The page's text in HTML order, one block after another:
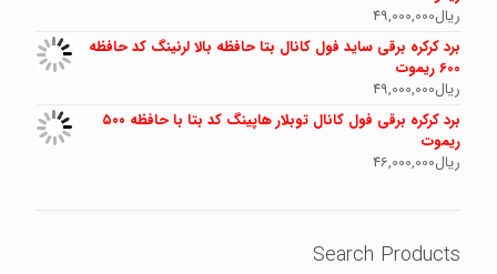
ریال49,000,000
برد کرکره برقی ساید فول کانال بتا حافظه بالا لرنینگ کد حافظه
600 ریموت
ریال49,000,000
برد کرکره برقی فول کانال توبلار هاپینگ کد بتا با حافظه ۵۰۰
ریموت
ریال46,000,000
Search Products